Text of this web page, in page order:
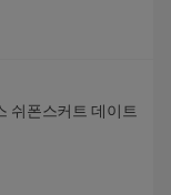
쉬폰스커트 데이트